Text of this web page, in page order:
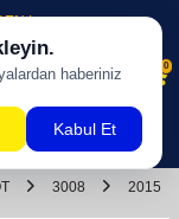
!
0
3008 2015